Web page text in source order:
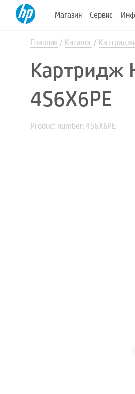
Магазин Сервис
Главная Каталог
Картридж
4S6X6PE
Product number: 4S6X6PE